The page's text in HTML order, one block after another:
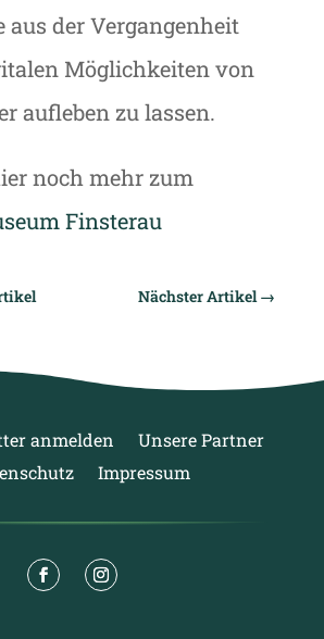
aus der Vergangenheit
Möglichkeiten von
aufleben zu lassen.
noch mehr zum
Finsterau
Nächster Artikel→
anmelden
Unsere Partner
Impressum